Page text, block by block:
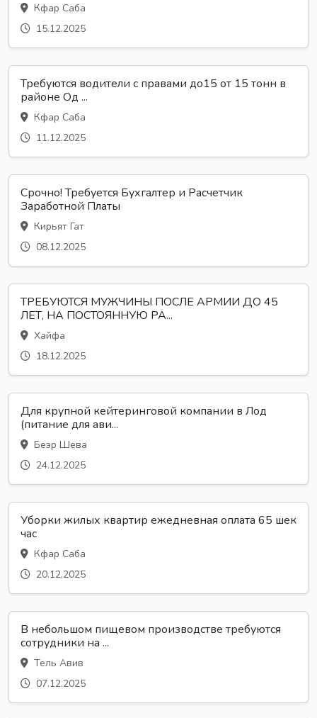
Кфар Саба
15.12.2025
Требуются водители с правами до15 от 15 тонн в
районе Од ...
Кфар Саба
11.12.2025
Срочно! Требуется Бухгалтер и Расчетчик
Заработной Платы
Кирьят Гат
08.12.2025
ТРЕБУЮТСЯ МУЖЧИНЫ ПОСЛЕ АРМИИ ДО 45
ЛЕТ, НА ПОСТОЯННУЮ РА...
Хайфа
18.12.2025
Для крупной кейтеринговой компании в Лод
(питание для ави...
Беэр Шева
24.12.2025
Уборки жилых квартир ежедневная оплата 65 шек
час
Кфар Саба
20.12.2025
В небольшом пищевом производстве требуются
сотрудники на ...
Тель Авив
07.12.2025